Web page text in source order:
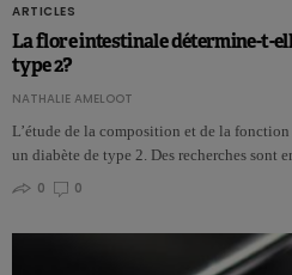
ARTICLES
La flore intestinale détermine-t-
type 2?
NATHALIE AMELOOT
L’étude de la composition et de la
un diabète de type 2. Des recherches sont
0
0